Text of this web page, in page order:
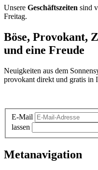
Unsere Geschäftszeiten sind
Freitag.
Böse, Provokant,
und eine Freude
Neuigkeiten aus dem
provokant direkt und gratis in
E-Mail
lassen
Metanavigation